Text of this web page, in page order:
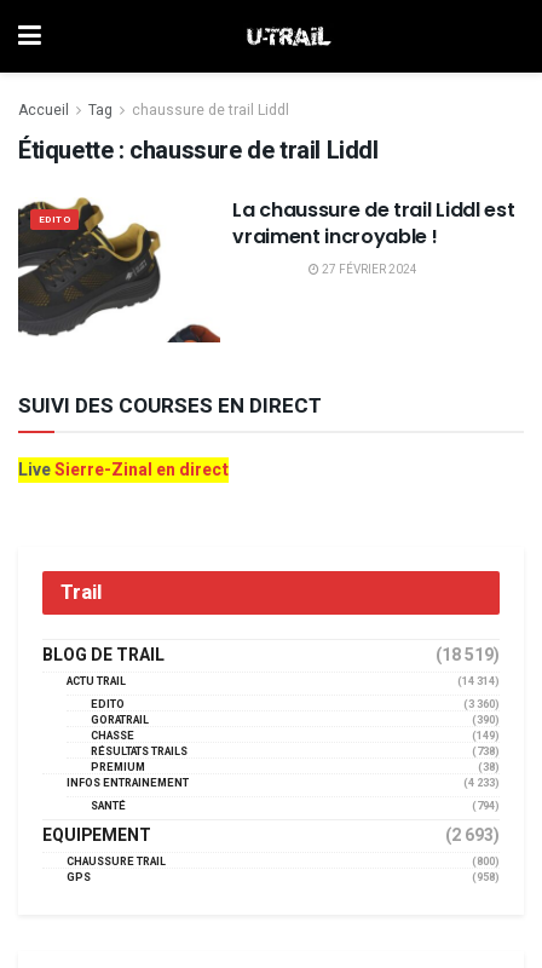
Accueil Tag chaussure de trail Liddl
Étiquette : chaussure de trail Liddl
EDITO
La chaussure de trail Liddl est
vraiment incroyable !
27 FÉVRIER 2024
SUIVI DES COURSES EN DIRECT
LiveSierre-Zinal en direct
Trail
BLOG DE TRAIL (18 519)
ACTU TRAIL
(14 314)
EDITO
(3 360)
GORATRAIL
(390)
CHASSE
(149)
RÉSULTATS TRAILS
(738)
PREMIUM
(38)
INFOS ENTRAINEMENT
(4 233)
SANTÉ
(794)
EQUIPEMENT (2 693)
CHAUSSURE TRAIL
(800)
GPS
(958)